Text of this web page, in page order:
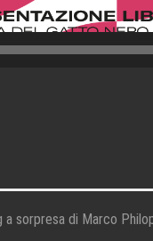
a sorpresa di Marco